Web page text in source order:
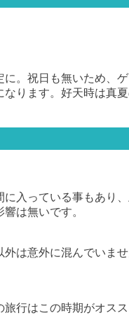
。祝日も無いため、
ります。好天時は真夏
入っている事もあり
は無いです。
は意外に混んでいま
行はこの時期がオス